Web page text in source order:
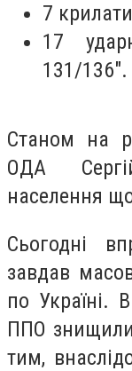
7
17
131/136".
Станом на
ОДА
населення
Сьогодні
завдав
по Україні.
ППО
тим,